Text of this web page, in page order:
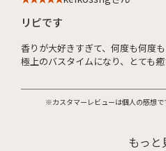
リピです
香りが大好きすぎて、何度も何度も
極上のバスタイムになり、とても癒
※カスタマーレビューは個人の感想で
もっと